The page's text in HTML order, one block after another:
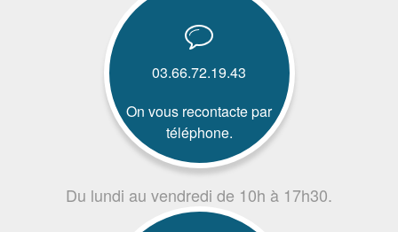
03.66.72.19.43
On vous recontacte par
téléphone.
Du lundi au vendredi de 10h à 17h30.